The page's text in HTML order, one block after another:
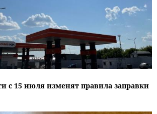
с 15 июля изменят правила заправки